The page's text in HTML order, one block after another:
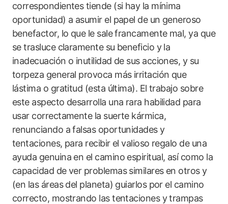
correspondientes tiende (si hay la mínima
oportunidad) a asumir el papel de un generoso
benefactor, lo que le sale francamente mal, ya que
se trasluce claramente su beneficio y la
inadecuación o inutilidad de sus acciones, y su
torpeza general provoca más irritación que
lástima o gratitud (esta última). El trabajo sobre
este aspecto desarrolla una rara habilidad para
usar correctamente la suerte kármica,
renunciando a falsas oportunidades y
tentaciones, para recibir el valioso regalo de una
ayuda genuina en el camino espiritual, así como la
capacidad de ver problemas similares en otros y
(en las áreas del planeta) guiarlos por el camino
correcto, mostrando las tentaciones y trampas